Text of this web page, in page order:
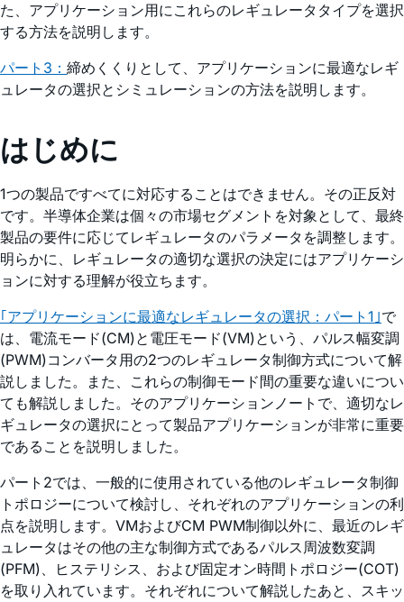
た、アプリケーション用にこれらのレギュレータタイプを選択
する方法を説明します。
パート3： 締めくくりとして、アプリケーションに最適なレギ
ュレータの選択とシミュレーションの方法を説明します。
はじめに
1つの製品ですべてに対応することはできません。その正反対
です。半導体企業は個々の市場セグメントを対象として、最終
製品の要件に応じてレギュレータのパラメータを調整します。
明らかに、レギュレータの適切な選択の決定にはアプリケーシ
ョンに対する理解が役立ちます。
｢アプリケーションに最適なレギュレータの選択：パート1｣で
は、電流モード(CM)と電圧モード(VM)という、パルス幅変調
(PWM)コンバータ用の2つのレギュレータ制御方式について解
説しました。また、これらの制御モード間の重要な違いについ
ても解説しました。そのアプリケーションノートで、適切なレ
ギュレータの選択にとって製品アプリケーションが非常に重要
であることを説明しました。
パート2では、一般的に使用されている他のレギュレータ制御
トポロジーについて検討し、それぞれのアプリケーションの利
点を説明します。VMおよびCM PWM制御以外に、最近のレギ
ュレータはその他の主な制御方式であるパルス周波数変調
(PFM)、ヒステリシス、および固定オン時間トポロジー(COT)
を取り入れています。それぞれについて解説したあと、スキッ